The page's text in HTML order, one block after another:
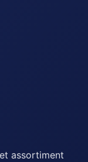
assortiment